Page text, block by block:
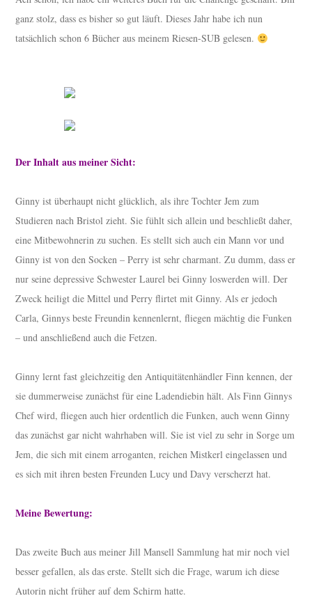
ganz stolz, dass es bisher so gut läuft. Dieses Jahr habe ich nun
tatsächlich schon 6 Bücher aus meinem Riesen-SUB gelesen.
Der Inhalt aus meiner Sicht:
Ginny ist überhaupt nicht glücklich, als ihre Tochter Jem zum
Studieren nach Bristol zieht. Sie fühlt sich allein und beschließt daher,
eine Mitbewohnerin zu suchen. Es stellt sich auch ein Mann vor und
Ginny ist von den Socken – Perry ist sehr charmant. Zu dumm, dass er
nur seine depressive Schwester Laurel bei Ginny loswerden will. Der
Zweck heiligt die Mittel und Perry flirtet mit Ginny. Als er jedoch
Carla, Ginnys beste Freundin kennenlernt, fliegen mächtig die Funken
– und anschließend auch die Fetzen.
Ginny lernt fast gleichzeitig den Antiquitätenhändler Finn kennen, der
sie dummerweise zunächst für eine Ladendiebin hält. Als Finn Ginnys
Chef wird, fliegen auch hier ordentlich die Funken, auch wenn Ginny
das zunächst gar nicht wahrhaben will. Sie ist viel zu sehr in Sorge um
Jem, die sich mit einem arroganten, reichen Mistkerl eingelassen und
es sich mit ihren besten Freunden Lucy und Davy verscherzt hat.
Meine Bewertung:
Das zweite Buch aus meiner Jill Mansell Sammlung hat mir noch viel
besser gefallen, als das erste. Stellt sich die Frage, warum ich diese
Autorin nicht früher auf dem Schirm hatte.